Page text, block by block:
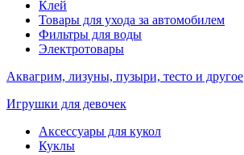
Клей
Товары для ухода за автомобилем
Фильтры для воды
Электротовары
Аквагрим, лизуны, пузыри, тесто и другое
Игрушки для девочек
Аксессуары для кукол
Куклы